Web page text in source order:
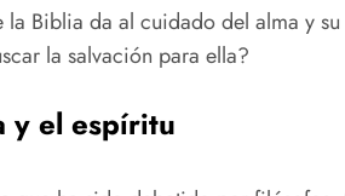
Biblia da al cuidado del alma y
la salvación para ella?
y el espíritu